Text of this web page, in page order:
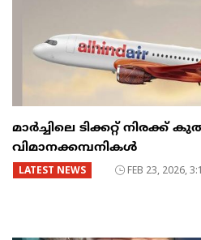
മാർച്ചിലെ ടിക്കറ്റ് നിരക്ക്
വിമാനക്കമ്പനികൾ
LATEST NEWS FEB 23, 2026,